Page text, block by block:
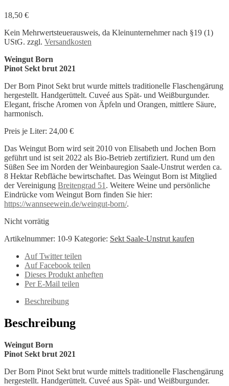
18,50 €
Kein Mehrwertsteuerausweis, da Kleinunternehmer nach §19 (1)
UStG. zzgl. Versandkosten
Weingut Born
Pinot Sekt brut 2021
Der Born Pinot Sekt brut wurde mittels traditionelle Flaschengärung
hergestellt. Handgerüttelt. Cuveé aus Spät- und Weißburgunder.
Elegant, frische Aromen von Äpfeln und Orangen, mittlere Säure,
harmonisch.
Preis je Liter: 24,00 €
Das Weingut Born wird seit 2010 von Elisabeth und Jochen Born
geführt und ist seit 2022 als Bio-Betrieb zertifiziert. Rund um den
Süßen See im Norden der Weinbauregion Saale-Unstrut werden ca.
8 Hektar Rebfläche bewirtschaftet. Das Weingut Born ist Mitglied
der Vereinigung Breitengrad 51 . Weitere Weine und persönliche
Eindrücke vom Weingut Born finden Sie hier:
https://wannseewein.de/weingut-born/.
Nicht vorrätig
Artikelnummer: 10-9 Kategorie: Sekt Saale-Unstrut kaufen
Auf Twitter teilen
Auf Facebook teilen
Dieses Produkt anheften
Per E-Mail teilen
Beschreibung
Beschreibung
Weingut Born
Pinot Sekt brut 2021
Der Born Pinot Sekt brut wurde mittels traditionelle Flaschengärung
hergestellt. Handgerüttelt. Cuveé aus Spät- und Weißburgunder.